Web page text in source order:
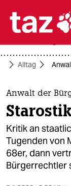
themen
politik
öko
gesellschaft
Alltag
Anwalt der
Kritik an
Tugenden von
68er, dann
Bürgerrechtler